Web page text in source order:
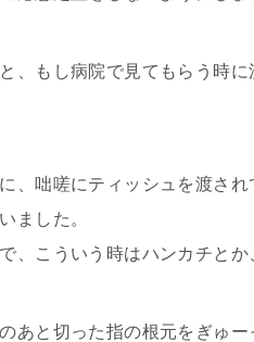
、もし病院で見てもらう時
、咄嗟にティッシュを渡さ
ました。
、こういう時はハンカチと
あと切った指の根元をぎゅー